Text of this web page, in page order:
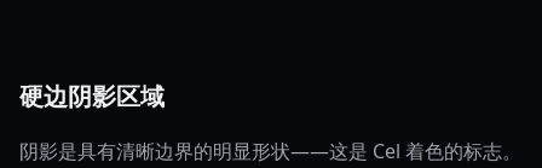
硬边阴影区域
阴影是具有清晰边界的明显形状——这是 Cel 着色的标志。